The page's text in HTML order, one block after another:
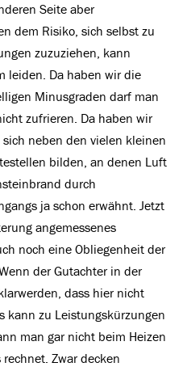
Seite aber
dem Risiko, sich selbst zu
zuzuziehen, kann
leiden. Da haben wir die
Minusgraden darf man
zufrieren. Da haben wir
neben den vielen kleinen
bilden, an denen Luft
durch
ja schon erwähnt. Jetzt
angemessenes
noch eine Obliegenheit der
der Gutachter in der
dass hier nicht
kann zu Leistungskürzungen
man gar nicht beim Heizen
Zwar decken